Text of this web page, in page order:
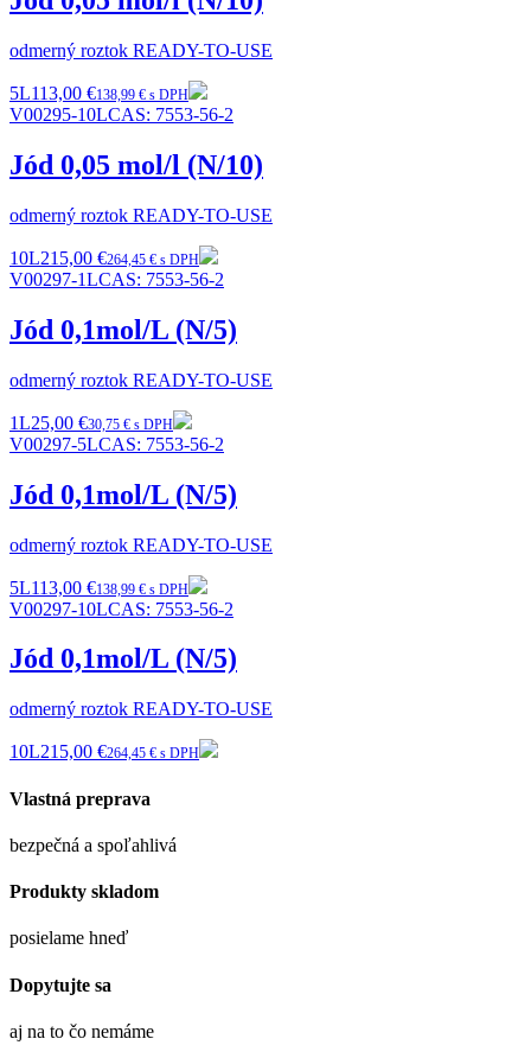
odmerný roztok READY-TO-USE
5L113,00 €138,99 € s DPH
V00295-10LCAS: 7553-56-2
Jód 0,05 mol/l (N/10)
odmerný roztok READY-TO-USE
10L215,00 €264,45 € s DPH
V00297-1LCAS: 7553-56-2
Jód 0,1mol/L (N/5)
odmerný roztok READY-TO-USE
1L25,00 €30,75 € s DPH
V00297-5LCAS: 7553-56-2
Jód 0,1mol/L (N/5)
odmerný roztok READY-TO-USE
5L113,00 €138,99 € s DPH
V00297-10LCAS: 7553-56-2
Jód 0,1mol/L (N/5)
odmerný roztok READY-TO-USE
10L215,00 €264,45 € s DPH
Vlastná preprava
bezpečná a spoľahlivá
Produkty skladom
posielame hneď
Dopytujte sa
aj na to čo nemáme